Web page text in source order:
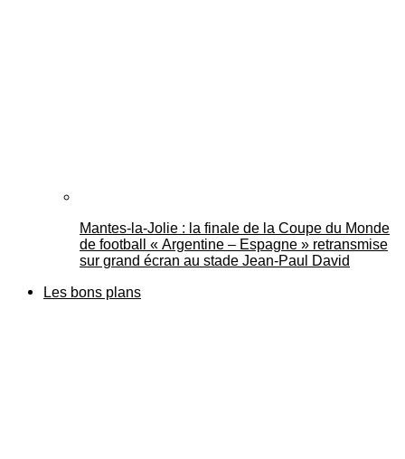
Mantes-la-Jolie : la finale de la Coupe du Monde
de football « Argentine – Espagne » retransmise
sur grand écran au stade Jean-Paul David
Les bons plans